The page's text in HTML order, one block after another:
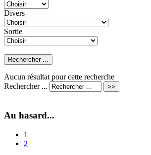
Divers
Sortie
Aucun résultat pour cette recherche
Rechercher ...
Au hasard...
1
2